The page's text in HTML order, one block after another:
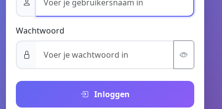
Wachtwoord
Inloggen